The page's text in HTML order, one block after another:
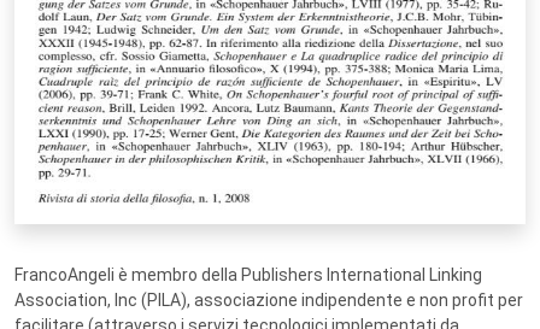
FrancoAngeli è membro della Publishers International Linking
Association, Inc (PILA), associazione indipendente e non profit per